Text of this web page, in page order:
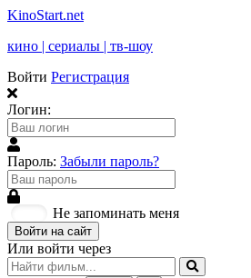
KinoStart.net
кино | сериалы | тв-шоу
Войти Регистрация
Логин:
Пароль: Забыли пароль?
Не запоминать меня
Войти на сайт
Или войти через